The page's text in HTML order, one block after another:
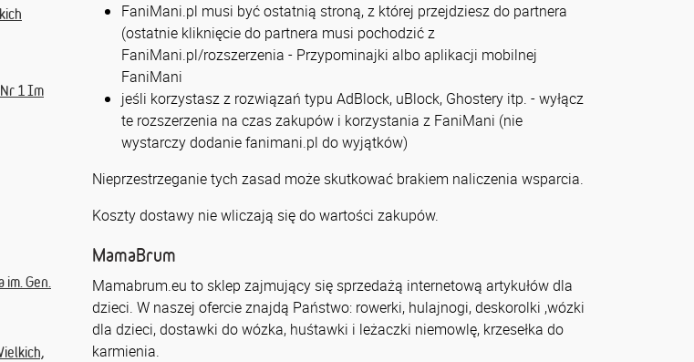
1 Im
Gen.
FaniMani.pl musi być ostatnią stroną, z której przejdziesz do partnera
(ostatnie kliknięcie do partnera musi pochodzić z
FaniMani.pl/rozszerzenia - Przypominajki albo aplikacji mobilnej
FaniMani
jeśli korzystasz z rozwiązań typu AdBlock, uBlock, Ghostery itp. - wyłącz
te rozszerzenia na czas zakupów i korzystania z FaniMani (nie
wystarczy dodanie fanimani.pl do wyjątków)
Nieprzestrzeganie tych zasad może skutkować brakiem naliczenia wsparcia.
Koszty dostawy nie wliczają się do wartości zakupów.
MamaBrum
Mamabrum.eu to sklep zajmujący się sprzedażą internetową artykułów dla
dzieci. W naszej ofercie znajdą Państwo: rowerki, hulajnogi, deskorolki ,wózki
dla dzieci, dostawki do wózka, huśtawki i leżaczki niemowlę, krzesełka do
karmienia.